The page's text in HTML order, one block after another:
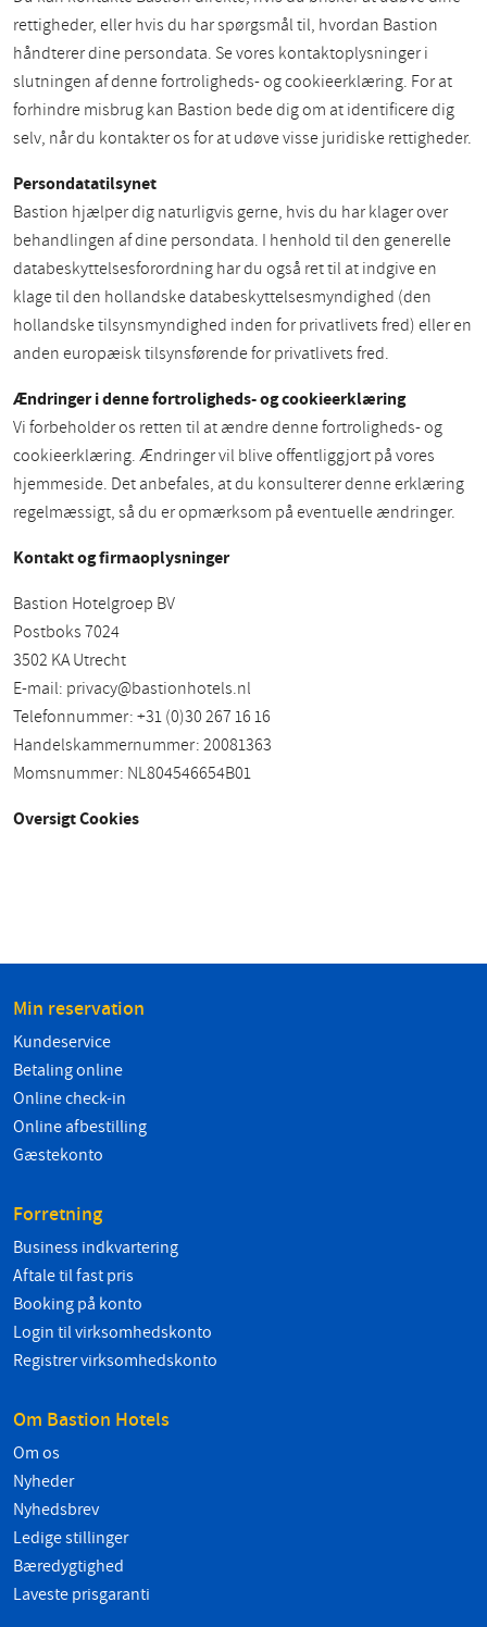
rettigheder, eller hvis du har spørgsmål til, hvordan Bastion
håndterer dine persondata. Se vores kontaktoplysninger i
slutningen af denne fortroligheds- og cookieerklæring. For at
forhindre misbrug kan Bastion bede dig om at identificere dig
selv, når du kontakter os for at udøve visse juridiske rettigheder.
Persondatatilsynet
Bastion hjælper dig naturligvis gerne, hvis du har klager over
behandlingen af dine persondata. I henhold til den generelle
databeskyttelsesforordning har du også ret til at indgive en
klage til den hollandske databeskyttelsesmyndighed (den
hollandske tilsynsmyndighed inden for privatlivets fred) eller en
anden europæisk tilsynsførende for privatlivets fred.
Ændringer i denne fortroligheds- og cookieerklæring
Vi forbeholder os retten til at ændre denne fortroligheds- og
cookieerklæring. Ændringer vil blive offentliggjort på vores
hjemmeside. Det anbefales, at du konsulterer denne erklæring
regelmæssigt, så du er opmærksom på eventuelle ændringer.
Kontakt og firmaoplysninger
Bastion Hotelgroep BV
Postboks 7024
3502 KA Utrecht
E-mail: privacy@bastionhotels.nl
Telefonnummer: +31 (0)30 267 16 16
Handelskammernummer: 20081363
Momsnummer: NL804546654B01
Oversigt Cookies
Min reservation
Kundeservice
Betaling online
Online check-in
Online afbestilling
Gæstekonto
Forretning
Business indkvartering
Aftale til fast pris
Booking på konto
Login til virksomhedskonto
Registrer virksomhedskonto
Om Bastion Hotels
Om os
Nyheder
Nyhedsbrev
Ledige stillinger
Bæredygtighed
Laveste prisgaranti